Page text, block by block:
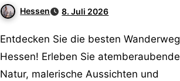
Hessen 8. Juli 2026
Entdecken Sie die besten Wanderwege in
Hessen! Erleben Sie atemberaubende
Natur, malerische Aussichten und